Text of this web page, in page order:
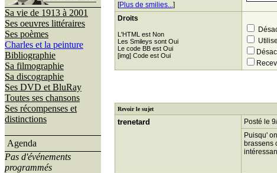
Sa vie de 1913 à 2001
Ses oeuvres littéraires
Ses poèmes
Charles et la peinture
Bibliographie
Sa filmographie
Sa discographie
Ses DVD et BluRay
Toutes ses chansons
Ses récompenses et
distinctions
Agenda
Pas d'événements
programmés
[Plus de smilies...]
Droits
L'HTML est Non
Les Smileys sont Oui
Le code BB est Oui
[img] Code est Oui
Revoir le sujet
trenetard
Posté le
Puisqu'
brassens